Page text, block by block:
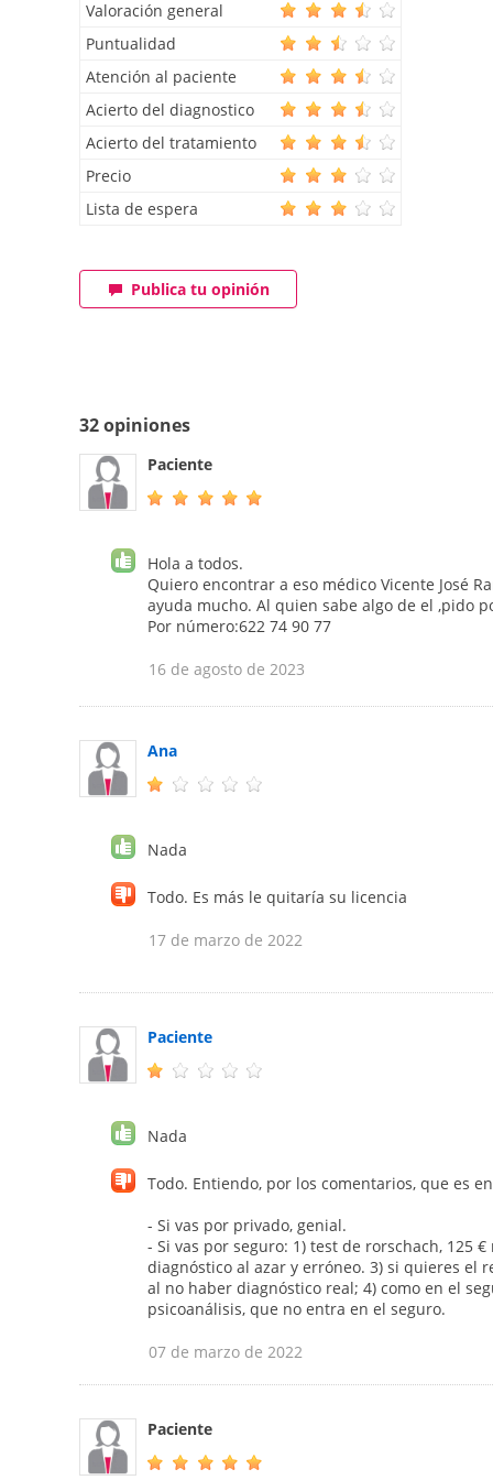
Valoración general
Puntualidad
Atención al paciente
Acierto del diagnostico
Acierto del tratamiento
Precio
Lista de espera
Publica tu opinión
32 opiniones
Paciente
Hola a todos.
Quiero encontrar a eso médico Vicente José
ayuda mucho. Al quien sabe algo de el ,pido
Por número:622 74 90 77
16 de agosto de 2023
Ana
Nada
Todo. Es más le quitaría su licencia
17 de marzo de 2022
Paciente
Nada
Todo. Entiendo, por los comentarios, que es
- Si vas por privado, genial.
- Si vas por seguro: 1) test de rorschach, 125
diagnóstico al azar y erróneo. 3) si quieres el
al no haber diagnóstico real; 4) como en el
psicoanálisis, que no entra en el seguro.
07 de marzo de 2022
Paciente